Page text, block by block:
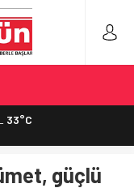
33°C
güçlü